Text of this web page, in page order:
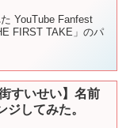
YouTube Fanfest
FIRST TAKE」のパ
すいせい】名前
ジしてみた。